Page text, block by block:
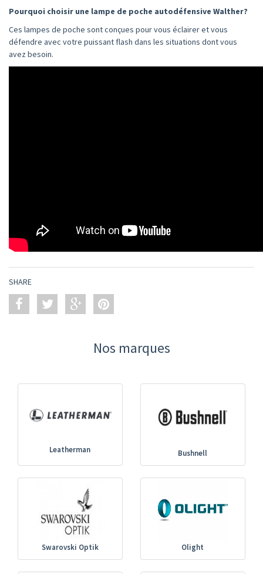
Pourquoi choisir une lampe de poche autodéfensive Walther?
Ces lampes de poche sont conçues pour vous éclairer et vous
défendre avec votre puissant flash dans les situations dont vous
avez besoin.
SHARE
Nos marques
Leatherman Bushnell
Swarovski Optik Olight